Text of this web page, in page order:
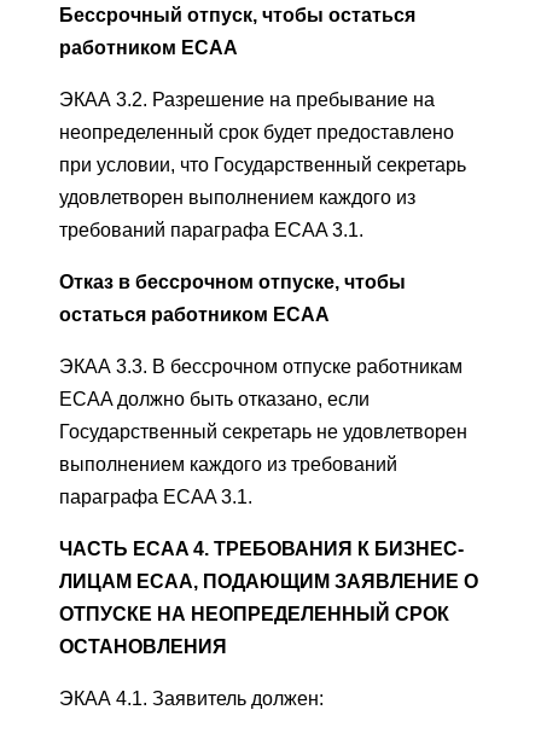
Бессрочный отпуск, чтобы остаться
работником ECAA
ЭКАА 3.2. Разрешение на пребывание на
неопределенный срок будет предоставлено
при условии, что Государственный секретарь
удовлетворен выполнением каждого из
требований параграфа ECAA 3.1.
Отказ в бессрочном отпуске, чтобы
остаться работником ECAA
ЭКАА 3.3. В бессрочном отпуске работникам
ECAA должно быть отказано, если
Государственный секретарь не удовлетворен
выполнением каждого из требований
параграфа ECAA 3.1.
ЧАСТЬ ECAA 4. ТРЕБОВАНИЯ К БИЗНЕС-
ЛИЦАМ ECAA, ПОДАЮЩИМ ЗАЯВЛЕНИЕ О
ОТПУСКЕ НА НЕОПРЕДЕЛЕННЫЙ СРОК
ОСТАНОВЛЕНИЯ
ЭКАА 4.1. Заявитель должен: